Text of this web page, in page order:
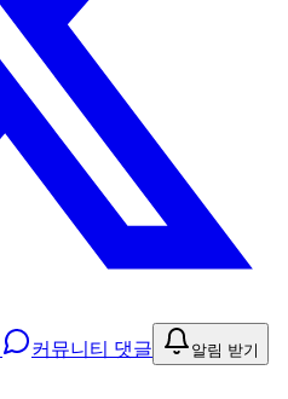
커뮤니티 댓글 알림 받기